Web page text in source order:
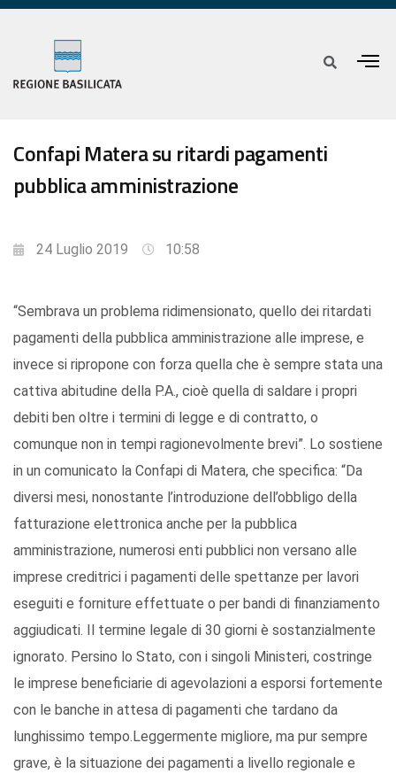
Confapi Matera su ritardi pagamenti
pubblica amministrazione
24 Luglio 2019 10:58
“Sembrava un problema ridimensionato, quello dei ritardati
pagamenti della pubblica amministrazione alle imprese, e
invece si ripropone con forza quella che è sempre stata una
cattiva abitudine della P.A., cioè quella di saldare i propri
debiti ben oltre i termini di legge e di contratto, o
comunque non in tempi ragionevolmente brevi”. Lo sostiene
in un comunicato la Confapi di Matera, che specifica: “Da
diversi mesi, nonostante l’introduzione dell’obbligo della
fatturazione elettronica anche per la pubblica
amministrazione, numerosi enti pubblici non versano alle
imprese creditrici i pagamenti delle spettanze per lavori
eseguiti e forniture effettuate o per bandi di finanziamento
aggiudicati. Il termine legale di 30 giorni è sostanzialmente
ignorato. Persino lo Stato, con i singoli Ministeri, costringe
le imprese beneficiarie di agevolazioni a esporsi fortemente
con le banche in attesa di pagamenti che tardano da
lunghissimo tempo.Leggermente migliore, ma pur sempre
grave, è la situazione dei pagamenti a livello regionale e